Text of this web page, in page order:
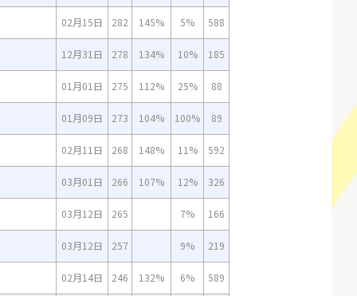
02月15日 282 145% 5% 588
12月31日 278 134% 10% 185
01月01日 275 112% 25% 88
01月09日 273 104% 100% 89
02月11日 268 148% 11% 592
03月01日 266 107% 12% 326
03月12日 265 7% 166
03月12日 257 9% 219
02月14日 246 132% 6% 589